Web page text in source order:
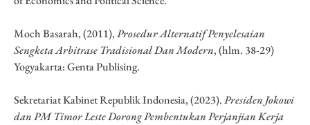
Moch Basarah, (2011),Prosedur Alternatif Penyelesaian
Sengketa Arbitrase Tradisional Dan Modern, (hlm. 38-29)
Yogyakarta: Genta Publising.
Sekretariat Kabinet Republik Indonesia, (2023).Presiden Jokowi
dan PM Timor Leste Dorong Pembentukan Perjanjian Kerja